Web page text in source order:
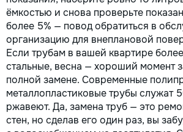
ёмкостью и снова проверьте
более 5% — повод обратиться в
организацию для внеплановой
Если трубам в вашей квартире
стальные, весна — хороший момент
полной замене. Современные
металлопластиковые трубы служат
ржавеют. Да, замена труб — это
стен, но сделав его один раз, вы